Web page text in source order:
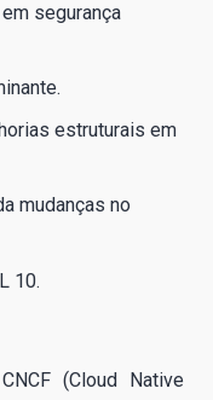
segurança
estruturais em
mudanças no
10.
(Cloud Native